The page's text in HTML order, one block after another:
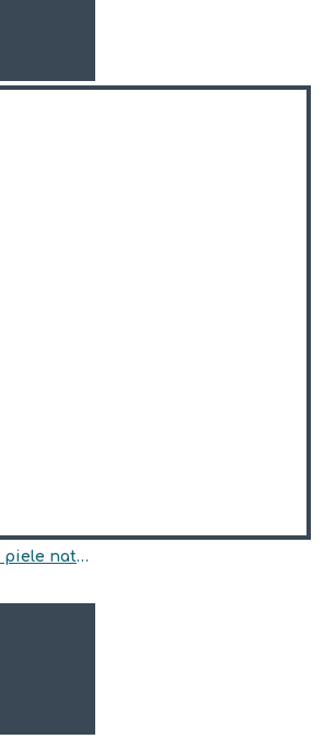
Adidasi copii din piele natural model FISHER